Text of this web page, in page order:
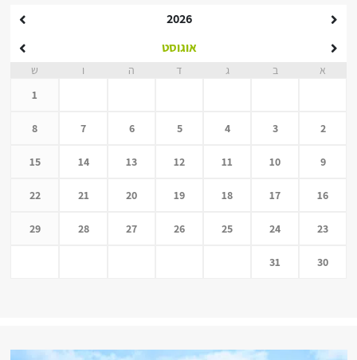
2026
אוגוסט
א ב ג ד ה ו
ש
1
2
3
4
5
6
7
8
9
10
11
12
13
14
15
16
17
18
19
20
21
22
23
24
25
26
27
28
29
30
31